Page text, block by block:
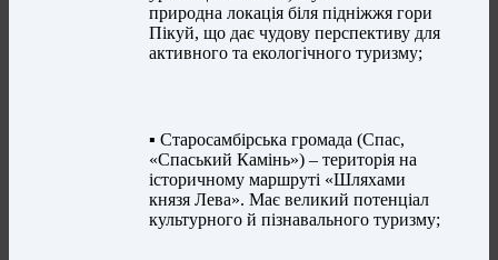
природна локація біля підніжжя гори
Пікуй, що дає чудову перспективу для
активного та екологічного туризму;
▪️ Старосамбірська громада (Спас,
«Спаський Камінь») – територія на
історичному маршруті «Шляхами
князя Лева». Має великий потенціал
культурного й пізнавального туризму;